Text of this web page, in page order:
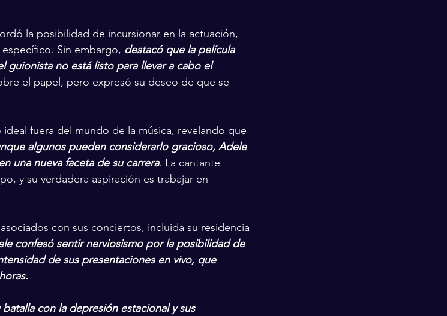
la posibilidad de incursionar en la actuación,
Sin embargo, destacó que la película
guionista no está listo para llevar a cabo el
el papel, pero expresó su deseo de que se
fuera del mundo de la música, revelando que
algunos pueden considerarlo gracioso, Adele
una nueva faceta de su carrera. La cantante
y su verdadera aspiración es trabajar en
con sus conciertos, incluida su residencia
confesó sentir nerviosismo por la posibilidad de
de sus presentaciones en vivo, que
batalla con la depresión estacional y sus